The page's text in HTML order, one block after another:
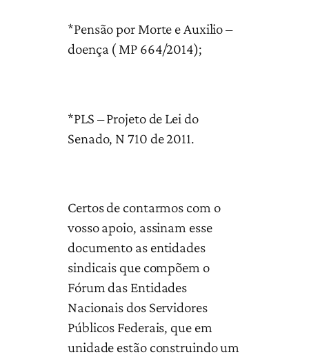
*Pensão por Morte e Auxilio –
doença ( MP 664/2014);
*PLS – Projeto de Lei do
Senado, N 710 de 2011.
Certos de contarmos com o
vosso apoio, assinam esse
documento as entidades
sindicais que compõem o
Fórum das Entidades
Nacionais dos Servidores
Públicos Federais, que em
unidade estão construindo um